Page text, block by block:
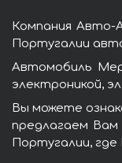
Компания
Португалии
Автомобиль
электроникой,
Вы можете
предлагаем Вам
Португалии,